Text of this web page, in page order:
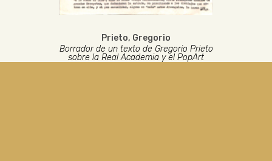
Prieto, Gregorio
Borrador de un texto de Gregorio Prieto
sobre la Real Academia y el PopArt